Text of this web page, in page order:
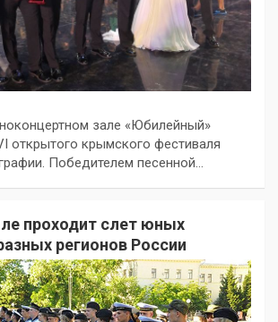
зале «Юбилейный»
открытого крымского фестиваля
Победителем песенной…
проходит слет юных
регионов России